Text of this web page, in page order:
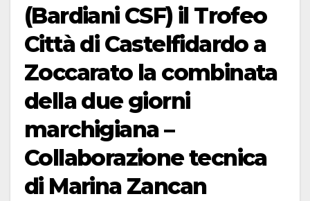
(Bardiani CSF) il Trofeo
Città di Castelfidardo a
Zoccarato la combinata
della due giorni
marchigiana –
Collaborazione tecnica
di Marina Zancan